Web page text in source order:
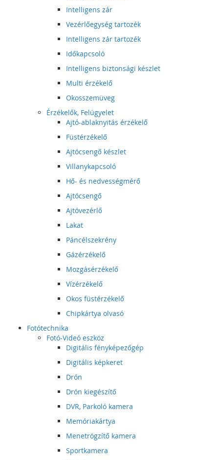
Intelligens zár
Vezérlőegység tartozék
Intelligens zár tartozék
Időkapcsoló
Intelligens biztonsági készlet
Multi érzékelő
Okosszemüveg
Érzékelők, Felügyelet
Ajtó-ablaknyitás érzékelő
Füstérzékelő
Ajtócsengő készlet
Villanykapcsoló
Hő- és nedvességmérő
Ajtócsengő
Ajtóvezérlő
Lakat
Páncélszekrény
Gázérzékelő
Mozgásérzékelő
Vízérzékelő
Okos füstérzékelő
Chipkártya olvasó
Fotótechnika
Fotó-Videó eszköz
Digitális fényképezőgép
Digitális képkeret
Drón
Drón kiegészítő
DVR, Parkoló kamera
Memóriakártya
Menetrögzítő kamera
Sportkamera